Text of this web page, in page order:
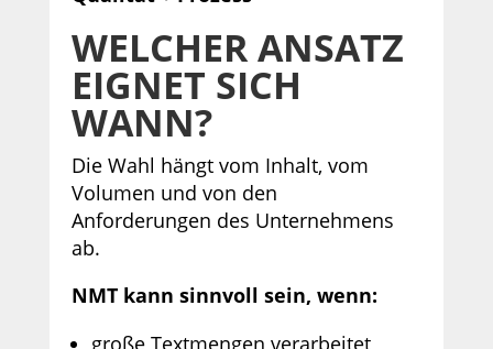
WELCHER ANSATZ
EIGNET SICH
WANN?
Die Wahl hängt vom Inhalt, vom
Volumen und von den
Anforderungen des Unternehmens
ab.
NMT kann sinnvoll sein, wenn:
große Textmengen verarbeitet